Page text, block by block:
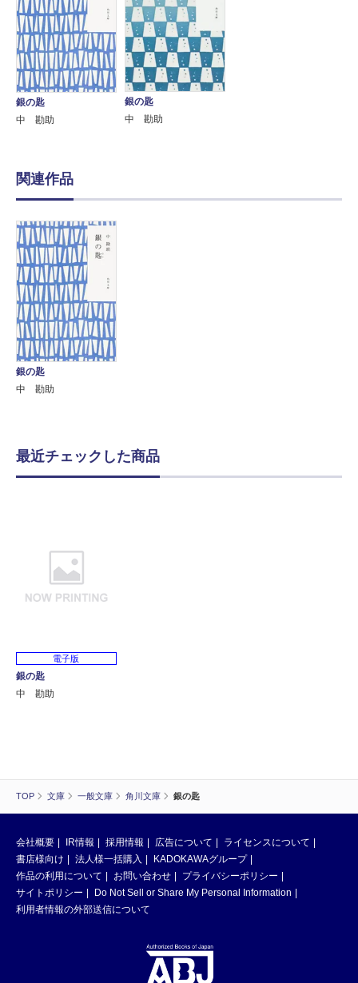
TOP 文庫 一般文庫 角川文庫 銀の匙
銀の匙
中 勘助
銀の匙
中 勘助
関連作品
銀の匙
中 勘助
最近チェックした商品
電子版
銀の匙
中 勘助
会社概要 IR情報 採用情報 広告について
ライセンスについて
書店様向け
法人様一括購入
KADOKAWAグループ
作品の利用について
お問い合わせ
プライバシーポリシー
サイトポリシー
Do Not Sell or Share My Personal Information
利用者情報の外部送信について